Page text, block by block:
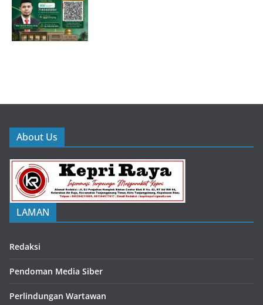
About Us
LAMAN
Redaksi
Pendoman Media Siber
Perlindungan Wartawan